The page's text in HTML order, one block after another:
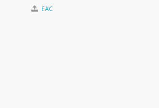
EAC